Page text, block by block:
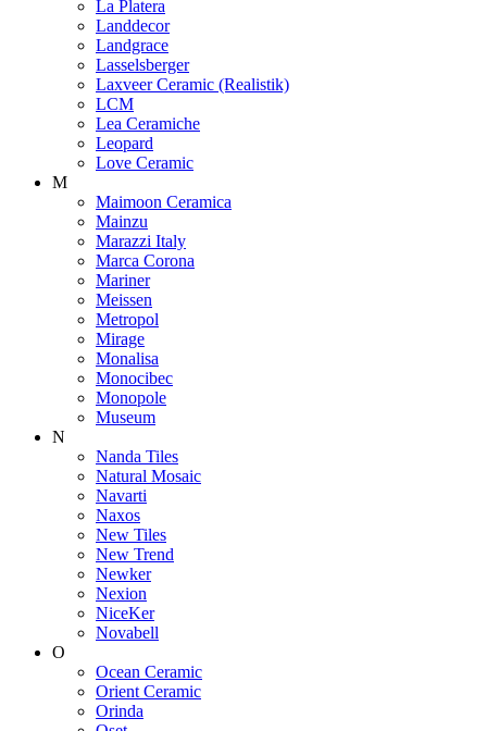
La Platera
Landdecor
Landgrace
Lasselsberger
Laxveer Ceramic (Realistik)
LCM
Lea Ceramiche
Leopard
Love Ceramic
M
Maimoon Ceramica
Mainzu
Marazzi Italy
Marca Corona
Mariner
Meissen
Metropol
Mirage
Monalisa
Monocibec
Monopole
Museum
N
Nanda Tiles
Natural Mosaic
Navarti
Naxos
New Tiles
New Trend
Newker
Nexion
NiceKer
Novabell
O
Ocean Ceramic
Orient Ceramic
Orinda